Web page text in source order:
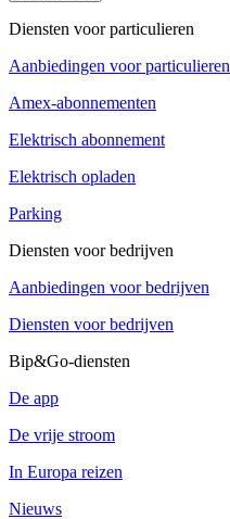
Diensten voor particulieren
Aanbiedingen voor particulieren
Amex-abonnementen
Elektrisch abonnement
Elektrisch opladen
Parking
Diensten voor bedrijven
Aanbiedingen voor bedrijven
Diensten voor bedrijven
Bip&Go-diensten
De app
De vrije stroom
In Europa reizen
Nieuws